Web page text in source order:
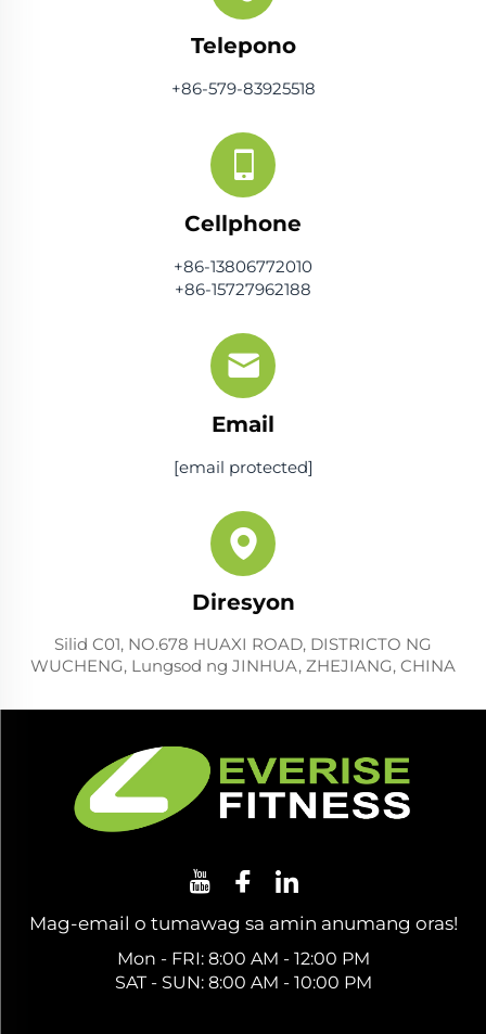
Telepono
+86-579-83925518
Cellphone
+86-13806772010
+86-15727962188
Email
[email protected]
Diresyon
Silid C01, NO.678 HUAXI ROAD, DISTRICTO NG
WUCHENG, Lungsod ng JINHUA, ZHEJIANG, CHINA
Mag-email o tumawag sa amin anumang oras!
Mon - FRI: 8:00 AM - 12:00 PM
SAT - SUN: 8:00 AM - 10:00 PM